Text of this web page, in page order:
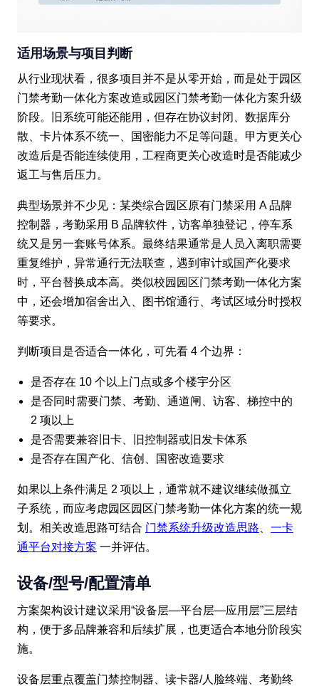
适用场景与项目判断
从行业现状看，很多项目并不是从零开始，而是处于园区
门禁考勤一体化方案改造或园区门禁考勤一体化方案升级
阶段。旧系统可能还能用，但存在协议封闭、数据库分
散、卡片体系不统一、国密能力不足等问题。甲方更关心
改造后是否能连续使用，工程商更关心改造时是否能减少
返工与售后压力。
典型场景并不少见：某类综合园区原有门禁采用 A 品牌
控制器，考勤采用 B 品牌软件，访客单独登记，停车系
统又是另一套账号体系。最终结果通常是人员入离职需要
重复维护，异常通行无法联查，遇到审计或国产化要求
时，平台替换成本高。类似校园园区门禁考勤一体化方案
中，还会增加宿舍出入、图书馆通行、考试区域分时授权
等要求。
判断项目是否适合一体化，可先看 4 个边界：
是否存在 10 个以上门点或多个楼宇分区
是否同时需要门禁、考勤、通道闸、访客、梯控中的
2 项以上
是否需要兼容旧卡、旧控制器或旧发卡体系
是否存在国产化、信创、国密改造要求
如果以上条件满足 2 项以上，通常就不建议继续做孤立
子系统，而应考虑园区园区门禁考勤一体化方案的统一规
划。相关改造思路可结合 门禁系统升级改造思路
一卡
通平台对接方案 一并评估。
设备/型号/配置清单
方案架构设计建议采用“设备层—平台层—应用层”三层结
构，便于多品牌兼容和后续扩展，也更适合本地分阶段实
施。
设备层重点覆盖门禁控制器、读卡器/人脸终端、考勤终